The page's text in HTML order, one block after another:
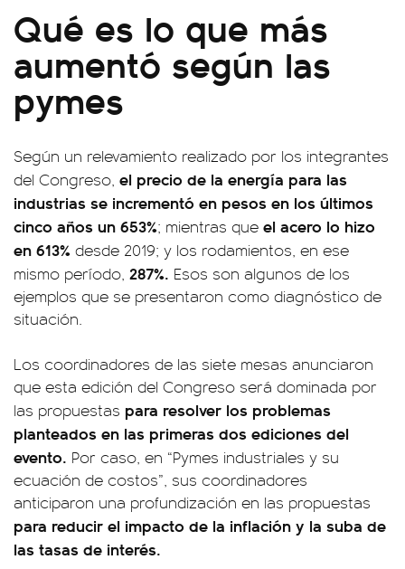
Qué es lo que más
aumentó según las
pymes
Según un relevamiento realizado por los integrantes
del Congreso, el precio de la energía para las
industrias se incrementó en pesos en los últimos
cinco años un 653%; mientras que el acero lo hizo
en 613% desde 2019; y los rodamientos, en ese
mismo período, 287%. Esos son algunos de los
ejemplos que se presentaron como diagnóstico de
situación.
Los coordinadores de las siete mesas anunciaron
que esta edición del Congreso será dominada por
las propuestas para resolver los problemas
planteados en las primeras dos ediciones del
evento. Por caso, en “Pymes industriales y su
ecuación de costos”, sus coordinadores
anticiparon una profundización en las propuestas
para reducir el impacto de la inflación y la suba de
las tasas de interés.